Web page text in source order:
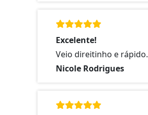
Excelente!
Veio direitinho e rápido.
Nicole Rodrigues